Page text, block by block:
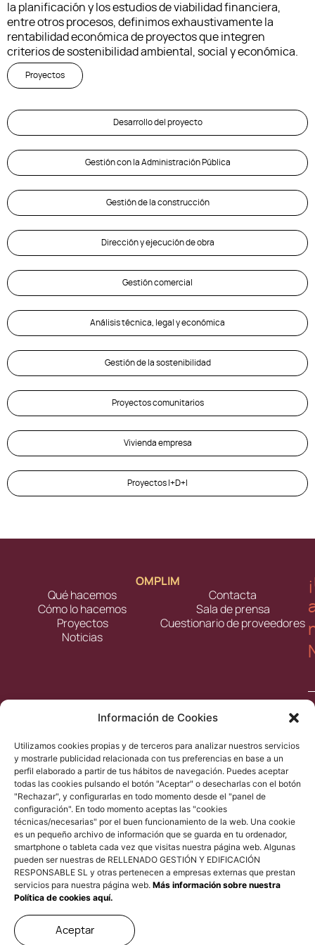
Información de Cookies
Utilizamos cookies propias y de terceros para analizar nuestros servicios
y mostrarle publicidad relacionada con tus preferencias en base a un
perfil elaborado a partir de tus hábitos de navegación. Puedes aceptar
todas las cookies pulsando el botón "Aceptar" o desecharlas con el botón
"Rechazar", y configurarlas en todo momento desde el "panel de
configuración". En todo momento aceptas las "cookies
técnicas/necesarias" por el buen funcionamiento de la web. Una cookie
es un pequeño archivo de información que se guarda en tu ordenador,
smartphone o tableta cada vez que visitas nuestra página web. Algunas
pueden ser nuestras de RELLENADO GESTIÓN Y EDIFICACIÓN
RESPONSABLE SL y otras pertenecen a empresas externas que prestan
servicios para nuestra página web. Más información sobre nuestra
Política de cookies aquí.
Aceptar
Desarrollo del proyecto
Gestión con la Administración Pública
Gestión de la construcción
Dirección y ejecución de obra
Gestión comercial
Análisis técnica, legal y económica
Gestión de la sostenibilidad
Proyectos comunitarios
Vivienda empresa
Proyectos I+D+I
la planificación y los estudios de viabilidad financiera,
entre otros procesos, definimos exhaustivamente la
rentabilidad económica de proyectos que integren
criterios de sostenibilidad ambiental, social y económica.
Proyectos
OMPLIM
Qué hacemos
Cómo lo hacemos
Proyectos
Noticias
Contacta
Sala de prensa
Cuestionario de proveedores
Aviso Legal Política de privacidad
Esta web se ha desarrollado teniendo en cuenta su impacto